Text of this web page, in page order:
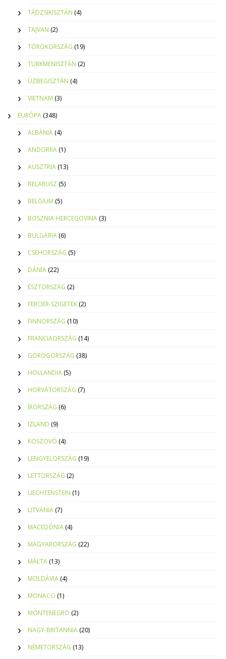
TÁDZSIKISZTÁN (4)
TAJVAN (2)
TÖRÖKORSZÁG (19)
TÜRKMENISZTÁN (2)
ÜZBEGISZTÁN (4)
VIETNAM (3)
EURÓPA (348)
ALBÁNIA (4)
ANDORRA (1)
AUSZTRIA (13)
BELARUSZ (5)
BELGIUM (5)
BOSZNIA-HERCEGOVINA (3)
BULGÁRIA (6)
CSEHORSZÁG (5)
DÁNIA (22)
ÉSZTORSZÁG (2)
FERÖER-SZIGETEK (2)
FINNORSZÁG (10)
FRANCIAORSZÁG (14)
GÖRÖGORSZÁG (38)
HOLLANDIA (5)
HORVÁTORSZÁG (7)
ÍRORSZÁG (6)
IZLAND (9)
KOSZOVÓ (4)
LENGYELORSZÁG (19)
LETTORSZÁG (2)
LIECHTENSTEIN (1)
LITVÁNIA (7)
MACEDÓNIA (4)
MAGYARORSZÁG (22)
MÁLTA (13)
MOLDÁVIA (4)
MONACO (1)
MONTENEGRO (2)
NAGY-BRITANNIA (20)
NÉMETORSZÁG (13)